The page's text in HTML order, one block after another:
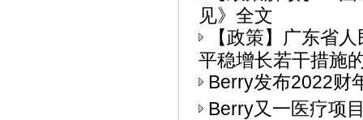
见》全文
【政策】广东省
平稳增长若干措施
Berry发布2022财
Berry又一医疗项